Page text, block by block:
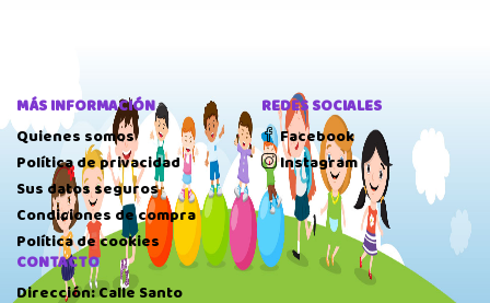
MÁS INFORMACIÓN
Quienes somos
Política de privacidad
Sus datos seguros
Condiciones de compra
Política de cookies
REDES SOCIALES
Facebook
Instagram
CONTACTO
Dirección: Calle Santo